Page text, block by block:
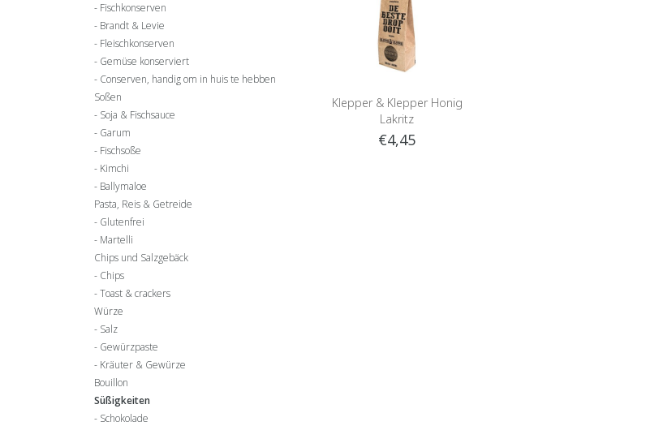
Fischkonserven
Brandt & Levie
Fleischkonserven
Gemüse konserviert
Conserven, handig om in huis te hebben
Soßen
Soja & Fischsauce
Garum
Fischsoße
Kimchi
Ballymaloe
Pasta, Reis & Getreide
Glutenfrei
Martelli
Chips und Salzgebäck
Chips
Toast & crackers
Würze
Salz
Gewürzpaste
Kräuter & Gewürze
Bouillon
Süßigkeiten
Schokolade
Klepper & Klepper Honig
Lakritz
€4,45